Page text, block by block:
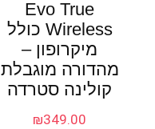
Evo True
Wireless כולל
מיקרופון –
מהדורה מוגבלת
קולינה סטרדה
₪349.00